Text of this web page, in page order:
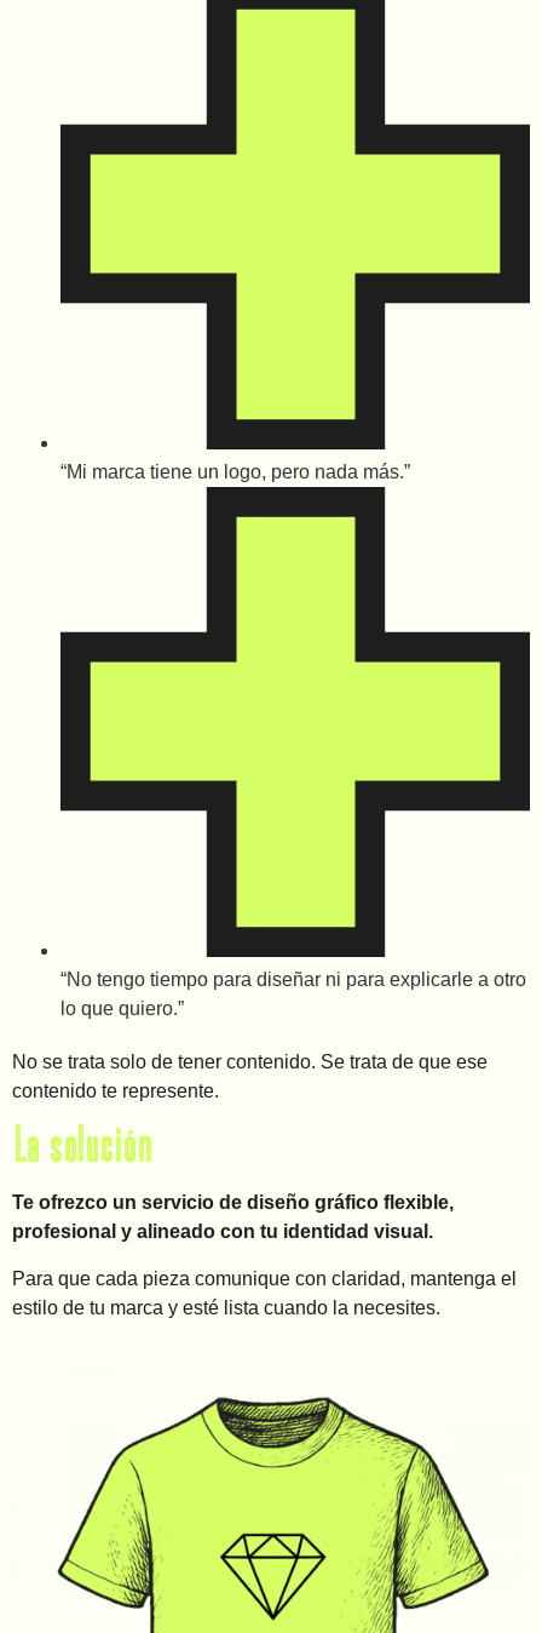
“Mi marca tiene un logo, pero nada más.”
“No tengo tiempo para diseñar ni para explicarle a otro
lo que quiero.”
No se trata solo de tener contenido. Se trata de que ese
contenido te represente.
La solución
Te ofrezco un servicio de diseño gráfico flexible,
profesional y alineado con tu identidad visual.
Para que cada pieza comunique con claridad, mantenga el
estilo de tu marca y esté lista cuando la necesites.